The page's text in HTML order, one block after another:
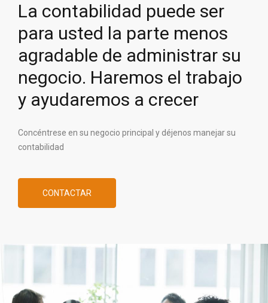
La contabilidad puede ser
para usted la parte menos
agradable de administrar su
negocio. Haremos el trabajo
y ayudaremos a crecer
Concéntrese en su negocio principal y déjenos manejar su
contabilidad
CONTACTAR